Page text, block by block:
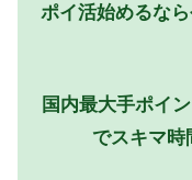
ポイ活始めるな
国内最大手ポイ
でスキマ時